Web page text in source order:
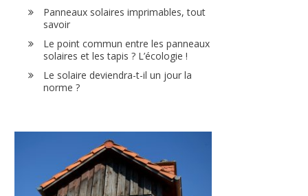
Panneaux solaires imprimables, tout
savoir
Le point commun entre les panneaux
solaires et les tapis ? L’écologie !
Le solaire deviendra-t-il un jour la
norme ?